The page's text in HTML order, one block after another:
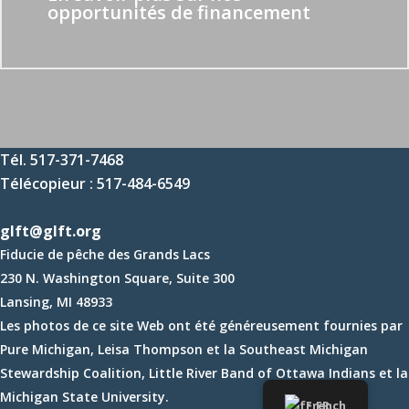
si les saumons naturalisés étaient moins enclins
l’équipe étaient totalement inattendus. Par
exemple, les chercheurs étaient assez confiants
maturité plus tard, ce qui les amènerait à frayer à
un âge plus avancé et à des périodes plus
tardives de l’année (peut-être en octobre et
novembre au lieu d’août ou septembre). Ni les
données sur les tendances ni les données de
l’étude sur le terrain n’ont appuyé cette
hypothèse. L’âge à maturité n’a pas changé, la
longueur à maturité est restée la même et la
opportunités de financement
Tél. 517-371-7468
Télécopieur : 517-484-6549
glft@glft.org
Fiducie de pêche des Grands Lacs
230 N. Washington Square, Suite 300
Lansing, MI 48933
Les photos de ce site Web ont été généreusement fournies par
Pure Michigan, Leisa Thompson et la Southeast Michigan
Stewardship Coalition, Little River Band of Ottawa Indians et la
Michigan State University.
French